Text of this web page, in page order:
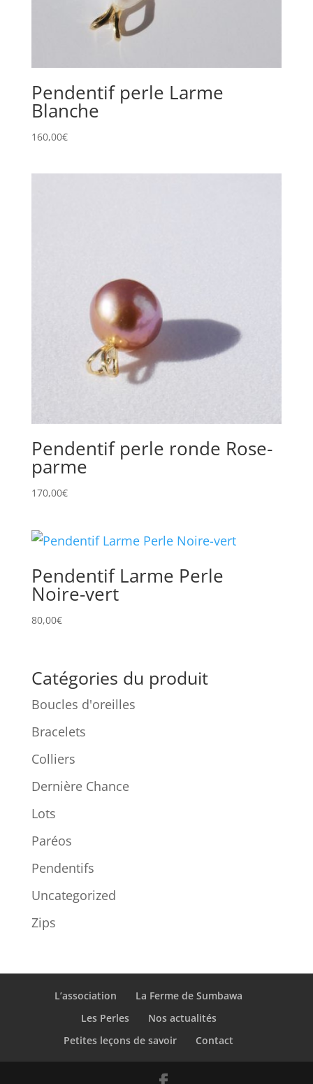
Pendentif perle Larme
Blanche
160,00€
Pendentif perle ronde Rose-
parme
170,00€
Pendentif Larme Perle
Noire-vert
80,00€
Catégories du produit
Boucles d'oreilles
Bracelets
Colliers
Dernière Chance
Lots
Paréos
Pendentifs
Uncategorized
Zips
L’association
La Ferme de Sumbawa
Les Perles
Nos actualités
Petites leçons de savoir
Contact